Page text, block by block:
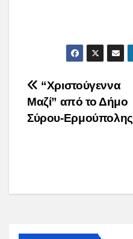
Post
navigation
“Χριστούγεννα
Μαζί” από το Δήμο
Σύρου-Ερμούπολης